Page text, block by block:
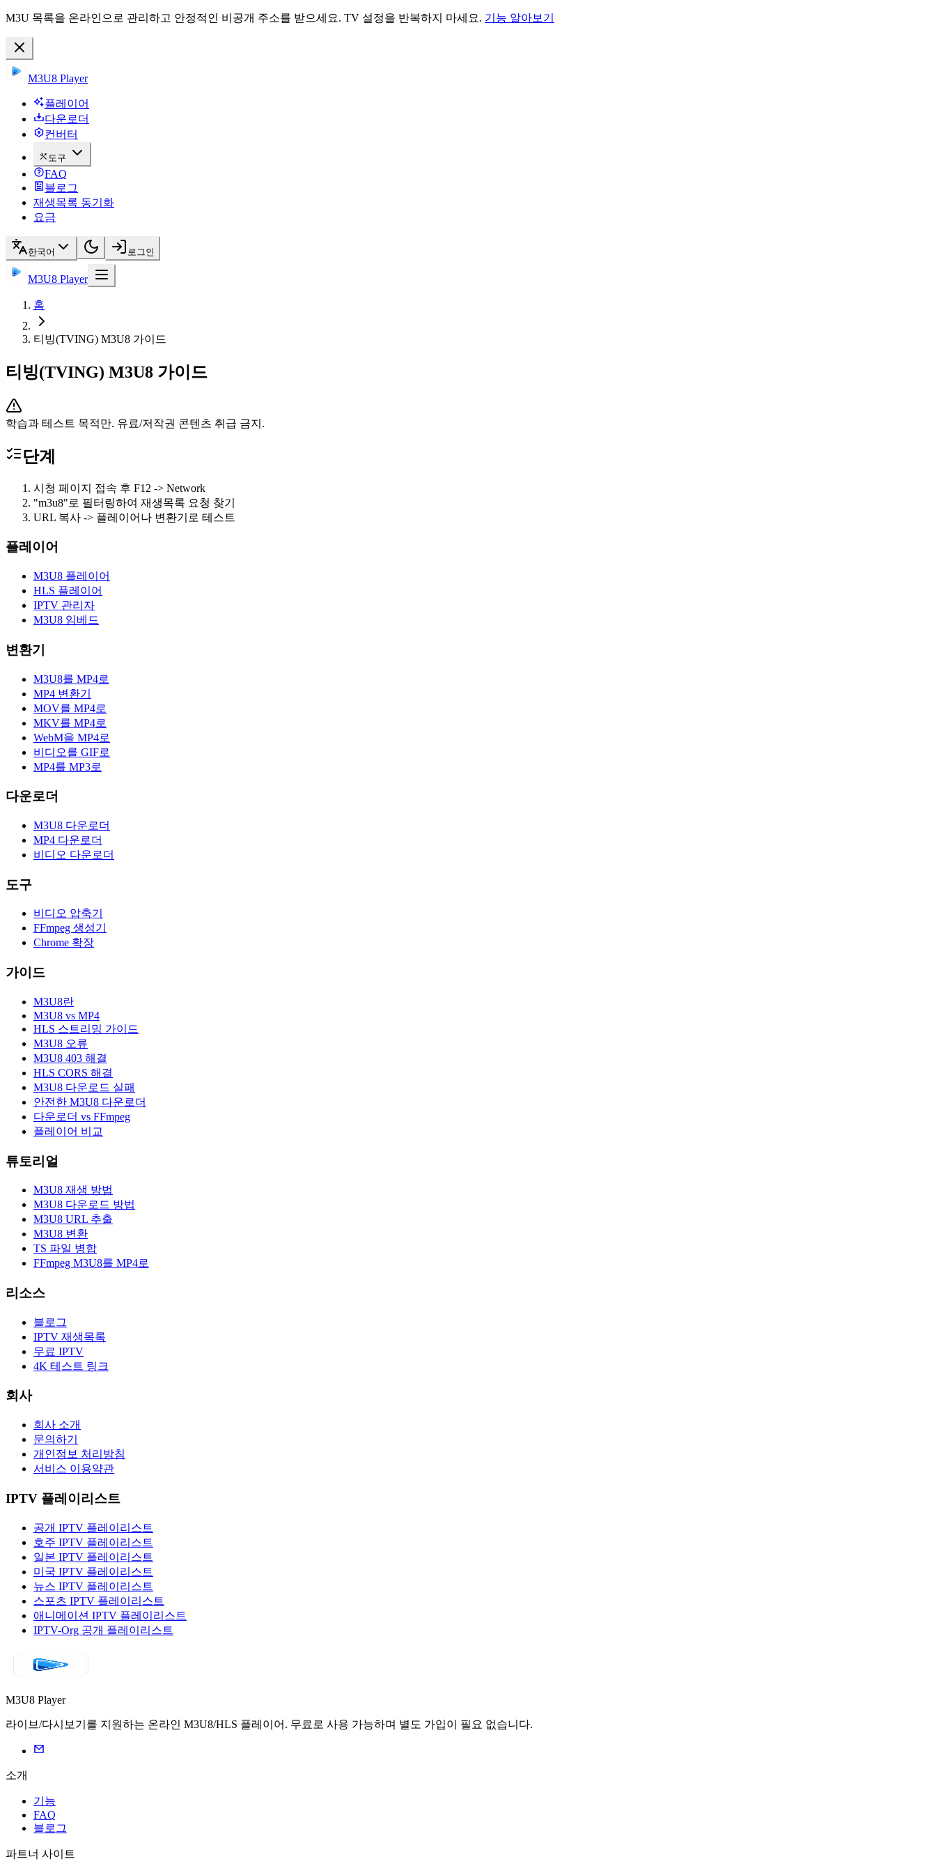
M3U 목록을 온라인으로 관리하고 안정적인 비공개 주소를 받으세요. TV 설정을 반복하지 마세요. 기능 알아보기
M3U8 Player
플레이어
다운로더
컨버터
도구
FAQ
블로그
재생목록 동기화
요금
한국어 로그인
M3U8 Player
홈
티빙(TVING) M3U8 가이드
티빙(TVING) M3U8 가이드
학습과 테스트 목적만. 유료/저작권 콘텐츠 취급 금지.
단계
시청 페이지 접속 후 F12 -> Network
"m3u8"로 필터링하여 재생목록 요청 찾기
URL 복사 -> 플레이어나 변환기로 테스트
플레이어
M3U8 플레이어
HLS 플레이어
IPTV 관리자
M3U8 임베드
변환기
M3U8를 MP4로
MP4 변환기
MOV를 MP4로
MKV를 MP4로
WebM을 MP4로
비디오를 GIF로
MP4를 MP3로
다운로더
M3U8 다운로더
MP4 다운로더
비디오 다운로더
도구
비디오 압축기
FFmpeg 생성기
Chrome 확장
가이드
M3U8란
M3U8 vs MP4
HLS 스트리밍 가이드
M3U8 오류
M3U8 403 해결
HLS CORS 해결
M3U8 다운로드 실패
안전한 M3U8 다운로더
다운로더 vs FFmpeg
플레이어 비교
튜토리얼
M3U8 재생 방법
M3U8 다운로드 방법
M3U8 URL 추출
M3U8 변환
TS 파일 병합
FFmpeg M3U8를 MP4로
리소스
블로그
IPTV 재생목록
무료 IPTV
4K 테스트 링크
회사
회사 소개
문의하기
개인정보 처리방침
서비스 이용약관
IPTV 플레이리스트
공개 IPTV 플레이리스트
호주 IPTV 플레이리스트
일본 IPTV 플레이리스트
미국 IPTV 플레이리스트
뉴스 IPTV 플레이리스트
스포츠 IPTV 플레이리스트
애니메이션 IPTV 플레이리스트
IPTV-Org 공개 플레이리스트
M3U8 Player
라이브/다시보기를 지원하는 온라인 M3U8/HLS 플레이어. 무료로 사용 가능하며 별도 가입이 필요 없습니다.
소개
기능
FAQ
블로그
파트너 사이트